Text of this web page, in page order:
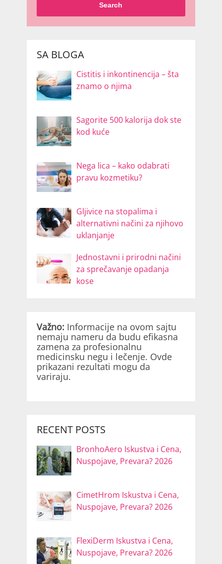
Search
SA BLOGA
Cistitis i inkontinencija – šta
znamo o njima
Sagorite 500 kalorija dok ste
kod kuće
Nega lica – kako odabrati
pravu kozmetiku?
Gljivice na stopalima i
alternativni načini za njihovo
uklanjanje
Jednostavni i prirodni načini
za sprečavanje opadanja
kose
Važno: Informacije na ovom sajtu
nemaju nameru da budu efikasna
zamena za profesionalnu
medicinsku negu i lečenje. Ovde
prikazani rezultati mogu da
variraju.
RECENT POSTS
BronhoAero Iskustva i Cena,
Nuspojave, Prevara? 2026
CimetHrom Iskustva i Cena,
Nuspojave, Prevara? 2026
FlexiDerm Iskustva i Cena,
Nuspojave, Prevara? 2026